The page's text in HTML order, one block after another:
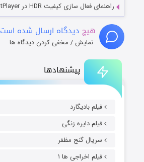
پیشنهادها
فیلم بادیگارد
فیلم دایره زنگی
سریال گنج مظفر
فیلم اخراجی ها ۱
راهنمای فعال سازی کیفیت HDR در PotPlayer
هیچ دیدگاه ارسال شده است
نمایش / مخفی کردن دیدگاه ها